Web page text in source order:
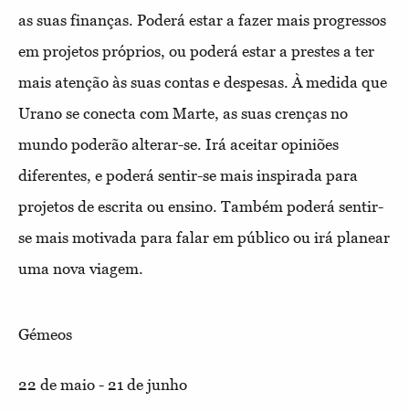
as suas finanças. Poderá estar a fazer mais progressos
em projetos próprios, ou poderá estar a prestes a ter
mais atenção às suas contas e despesas. À medida que
Urano se conecta com Marte, as suas crenças no
mundo poderão alterar-se. Irá aceitar opiniões
diferentes, e poderá sentir-se mais inspirada para
projetos de escrita ou ensino. Também poderá sentir-
se mais motivada para falar em público ou irá planear
uma nova viagem.
Gémeos
22 de maio - 21 de junho